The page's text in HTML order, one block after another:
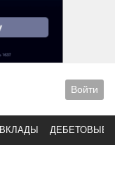
Войти
ВКЛАДЫ ДЕБЕТОВЫЕ